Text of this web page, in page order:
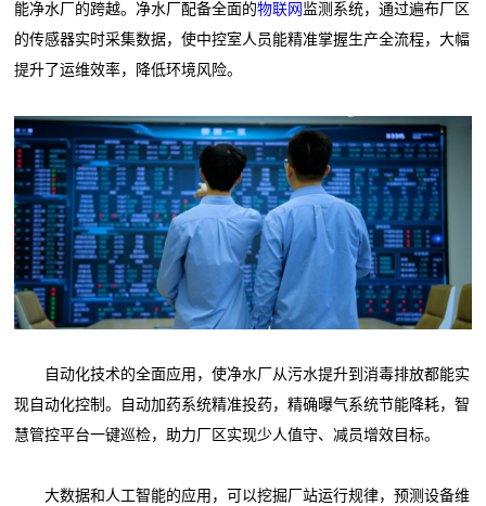
能净水厂的跨越。净水厂配备全面的物联网 监测系统，通过遍布厂区
的传感器实时采集数据，使中控室人员能精准掌握生产全流程，大幅
提升了运维效率，降低环境风险。
自动化技术的全面应用，使净水厂从污水提升到消毒排放都能实
现自动化控制。自动加药系统精准投药，精确曝气系统节能降耗，智
慧管控平台一键巡检，助力厂区实现少人值守、减员增效目标。
大数据和人工智能的应用，可以挖掘厂站运行规律，预测设备维